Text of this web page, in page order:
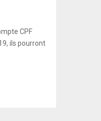
CPF
ils pourront